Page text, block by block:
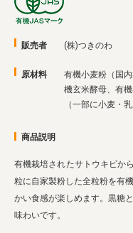
販売者 (株)つきのわ
原材料
有機小麦粉（国
機玄米酵母、有
（一部に小麦・
商品説明
有機栽培されたサトウキビか
粒に自家製粉した全粒粉を有
かい食感が楽しめます。黒糖
味わいです。